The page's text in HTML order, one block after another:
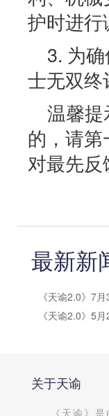
护时进行
3. 为
士无双
温馨
的，请
对最先
最新新
关于天谕
《天谕》